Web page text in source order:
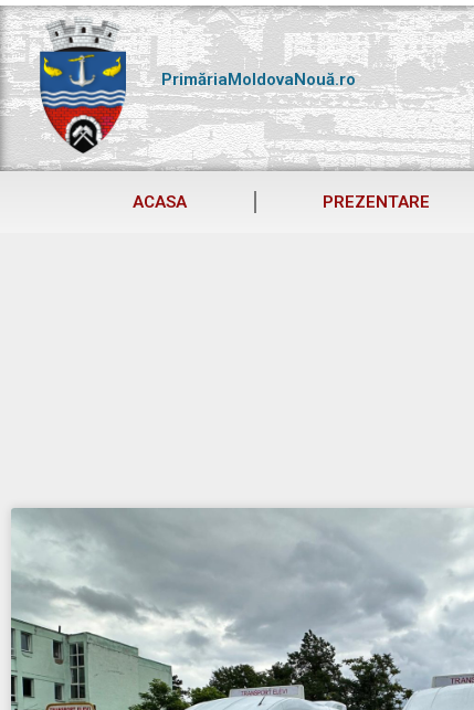
Skip
to
content
PrimăriaMoldovaNouă.ro
ACASA PREZENTARE